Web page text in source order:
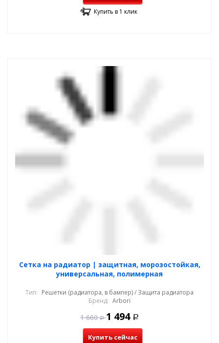
Купить в 1 клик
Cетка на радиатор | защитная, морозостойкая,
универсальная, полимерная
Тип: Решетки (радиатора, в бампер) / Защита радиатора
Бренд: Arbori
1 660 Р 1 494 Р
Купить сейчас